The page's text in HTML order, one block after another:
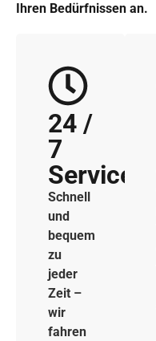
Ihren Bedürfnissen an.
24 /
7
Service
Schnell
und
bequem
zu
jeder
Zeit –
wir
fahren